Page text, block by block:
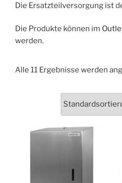
Die Ersatzteilversorgung ist
Die Produkte können im
werden.
Alle 11 Ergebnisse werden